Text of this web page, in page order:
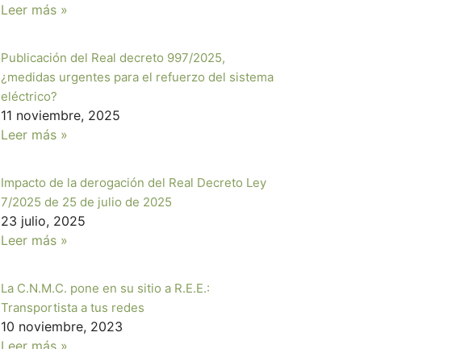
Leer más »
Publicación del Real decreto 997/2025,
¿medidas urgentes para el refuerzo del sistema
eléctrico?
11 noviembre, 2025
Leer más »
Impacto de la derogación del Real Decreto Ley
7/2025 de 25 de julio de 2025
23 julio, 2025
Leer más »
La C.N.M.C. pone en su sitio a R.E.E.:
Transportista a tus redes
10 noviembre, 2023